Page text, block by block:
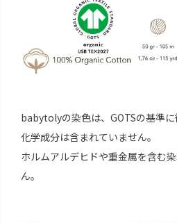
babytolyの染色は、GOTSの基準
化学成分は含まれていません。
ホルムアルデヒドや重金属を含む
ん。